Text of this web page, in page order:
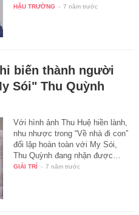
dài…
HẬU TRƯỜNG - 7 năm trước
biến thành người
Sói" Thu Quỳnh
Với hình ảnh Thu Huệ hiền lành,
nhu nhược trong “Về nhà đi con”
đối lập hoàn toàn với My Sói,
Thu Quỳnh đang nhận được…
GIẢI TRÍ - 7 năm trước